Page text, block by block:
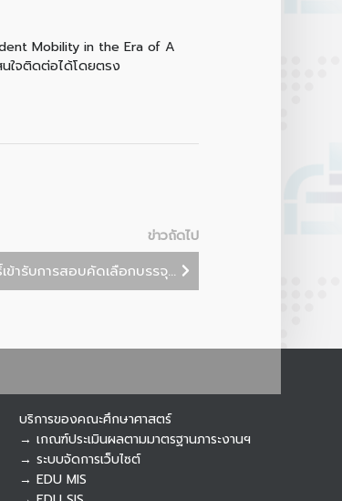
Mobility in the Era of A
ใจติดต่อได้โดยตรง
ข่าวถัดไป
ข้ารับการสอบคัดเลือกบรรจุ...
บริการของคณะศึกษาศาสตร์
→ เกณฑ์ประเมินผลตามมาตรฐานภาระงานฯ
→ ระบบจัดการเว็บไซต์
→ EDU MIS